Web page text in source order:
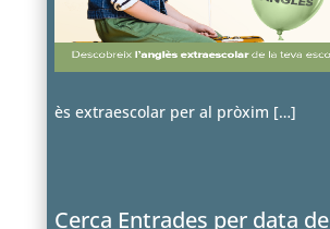
ès extraescolar per al pròxim […]
Cerca Entrades per data de